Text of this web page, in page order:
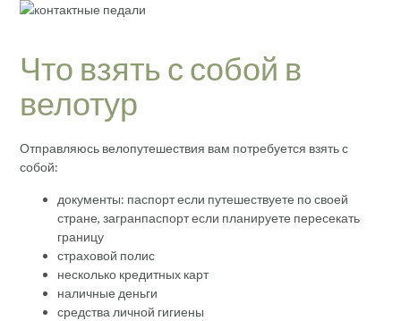
Что взять с собой в
велотур
Отправляюсь велопутешествия вам потребуется взять с
собой:
документы: паспорт если путешествуете по своей
стране, загранпаспорт если планируете пересекать
границу
страховой полис
несколько кредитных карт
наличные деньги
средства личной гигиены